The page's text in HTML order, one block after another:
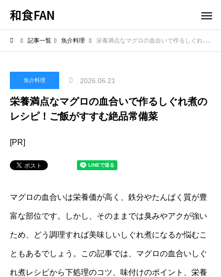
和食FAN
記事一覧 魚介料理 栄養満点なマグロの血合いで作るしぐれ煮のレシピ！ご飯がすすむ絶品常備菜
魚介料理 2026.06.21
栄養満点なマグロの血合いで作るしぐれ煮の
レシピ！ご飯がすすむ絶品常備菜
[PR]
マグロの血合いは栄養価が高く、鉄分やたんぱく質が豊
富な部位です。しかし、そのままでは臭みやアクが強い
ため、どう調理すれば美味しいしぐれ煮になるか悩むこ
ともあるでしょう。この記事では、マグロの血合いしぐ
れ煮レシピから下処理のコツ、味付けのポイント、栄養